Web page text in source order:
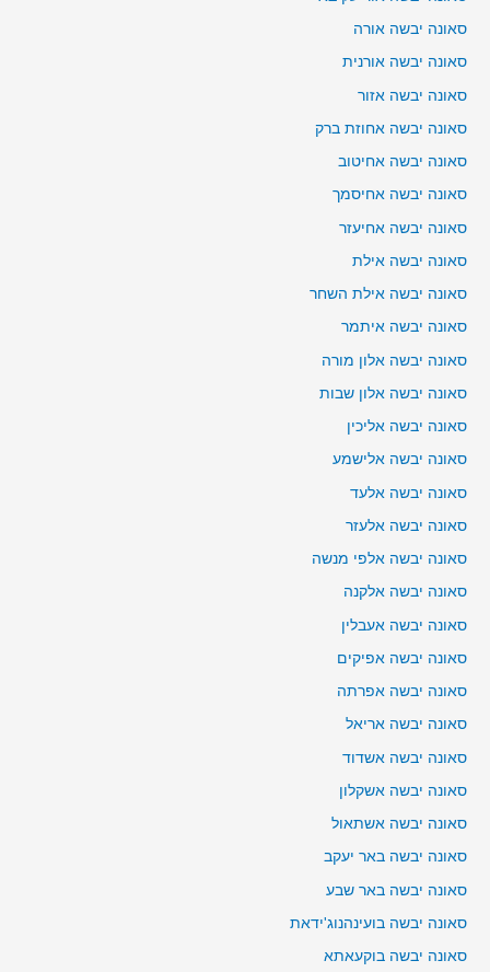
סאונה יבשה אורה
סאונה יבשה אורנית
סאונה יבשה אזור
סאונה יבשה אחוזת ברק
סאונה יבשה אחיטוב
סאונה יבשה אחיסמך
סאונה יבשה אחיעזר
סאונה יבשה אילת
סאונה יבשה אילת השחר
סאונה יבשה איתמר
סאונה יבשה אלון מורה
סאונה יבשה אלון שבות
סאונה יבשה אליכין
סאונה יבשה אלישמע
סאונה יבשה אלעד
סאונה יבשה אלעזר
סאונה יבשה אלפי מנשה
סאונה יבשה אלקנה
סאונה יבשה אעבלין
סאונה יבשה אפיקים
סאונה יבשה אפרתה
סאונה יבשה אריאל
סאונה יבשה אשדוד
סאונה יבשה אשקלון
סאונה יבשה אשתאול
סאונה יבשה באר יעקב
סאונה יבשה באר שבע
סאונה יבשה בועינהנוג'ידאת
סאונה יבשה בוקעאתא